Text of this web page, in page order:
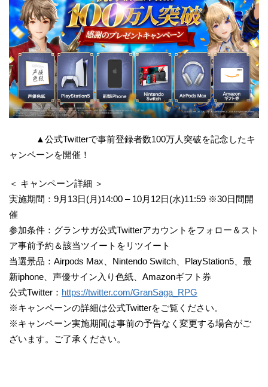
▲公式Twitterで事前登録者数100万人突破を記念したキ
ャンペーンを開催！
＜ キャンペーン詳細 ＞
実施期間：9月13日(月)14:00 – 10月12日(水)11:59 ※30日間開
催
参加条件：グランサガ公式Twitterアカウントをフォロー＆スト
ア事前予約＆該当ツイートをリツイート
当選景品：Airpods Max、Nintendo Switch、PlayStation5、最
新iphone、声優サイン入り色紙、Amazonギフト券
公式Twitter： https://twitter.com/GranSaga_RPG
※キャンペーンの詳細は公式Twitterをご覧ください。
※キャンペーン実施期間は事前の予告なく変更する場合がご
ざいます。ご了承ください。